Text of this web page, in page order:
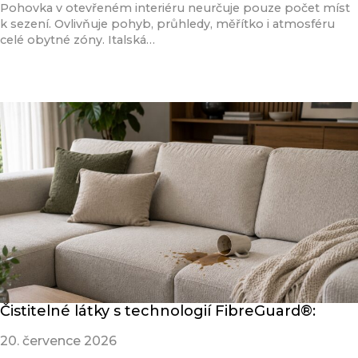
Pohovka v otevřeném interiéru neurčuje pouze počet míst
k sezení. Ovlivňuje pohyb, průhledy, měřítko i atmosféru
celé obytné zóny. Italská…
Čistitelné látky s technologií FibreGuard®:
20. července 2026